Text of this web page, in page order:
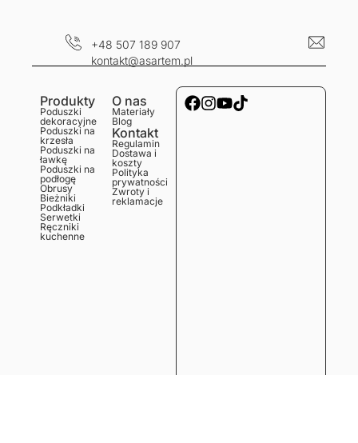
+48 507 189 907
kontakt@asartem.pl
Produkty
Poduszki
dekoracyjne
Poduszki na
krzesła
Poduszki na
ławkę
Poduszki na
podłogę
Obrusy
Bieżniki
Podkładki
Serwetki
Ręczniki
kuchenne
O nas
Materiały
Blog
Kontakt
Regulamin
Dostawa i
koszty
Polityka
prywatności
Zwroty i
reklamacje